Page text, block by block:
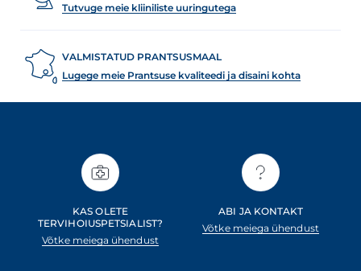
Tutvuge meie kliiniliste uuringutega
VALMISTATUD PRANTSUSMAAL
Lugege meie Prantsuse kvaliteedi ja disaini kohta
KAS OLETE
TERVIHOIUSPETSIALIST?
Võtke meiega ühendust
ABI JA KONTAKT
Võtke meiega ühendust